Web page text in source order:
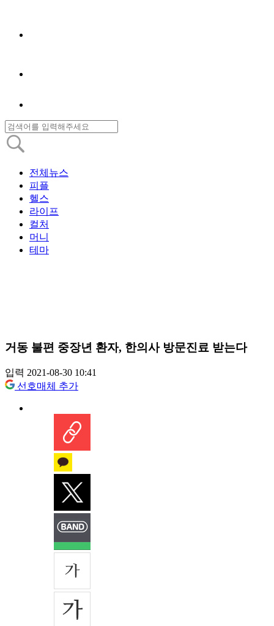
전체뉴스
피플
헬스
라이프
컬처
머니
테마
거동 불편 중장년 환자, 한의사 방문진료 받는다
입력 2021-08-30 10:41
선호매체 추가